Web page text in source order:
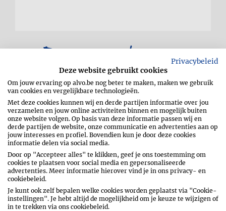
Drumsticks met
oosterse rub
Rooster voor de rub de sesamzaadjes in
een droge koekenpan lichtbruin. Schep
daarna direct uit de pan en laat afkoelen.
Meng met de overige ingrediënten.
Privacybeleid
Deze website gebruikt cookies
Om jouw ervaring op alvo.be nog beter te maken, maken we gebruik
van cookies en vergelijkbare technologieën.
Met deze cookies kunnen wij en derde partijen informatie over jou
verzamelen en jouw online activiteiten binnen en mogelijk buiten
onze website volgen. Op basis van deze informatie passen wij en
derde partijen de website, onze communicatie en advertenties aan op
jouw interesses en profiel. Bovendien kun je door deze cookies
informatie delen via social media.
Door op "Accepteer alles" te klikken, geef je ons toestemming om
cookies te plaatsen voor social media en gepersonaliseerde
advertenties. Meer informatie hierover vind je in ons privacy- en
cookiebeleid.
Je kunt ook zelf bepalen welke cookies worden geplaatst via "Cookie-
instellingen". Je hebt altijd de mogelijkheid om je keuze te wijzigen of
in te trekken via ons cookiebeleid.